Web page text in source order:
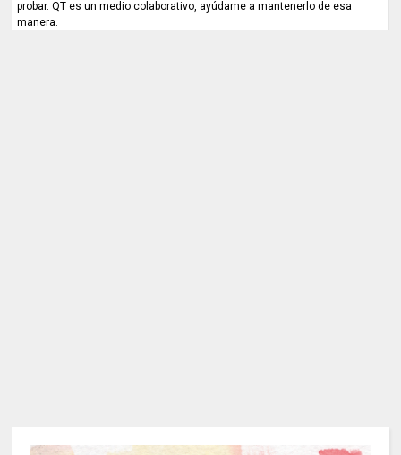
probar. QT es un medio colaborativo, ayúdame a mantenerlo de esa
manera.